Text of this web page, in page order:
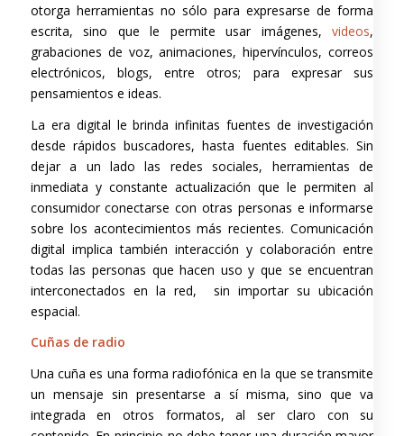
otorga herramientas no sólo para expresarse de forma
escrita, sino que le permite usar imágenes,videos,
grabaciones de voz, animaciones, hipervínculos, correos
electrónicos, blogs, entre otros; para expresar sus
pensamientos e ideas.
La era digital le brinda infinitas fuentes de investigación
desde rápidos buscadores, hasta fuentes editables. Sin
dejar a un lado las redes sociales, herramientas de
inmediata y constante actualización que le permiten al
consumidor conectarse con otras personas e informarse
sobre los acontecimientos más recientes. Comunicación
digital implica también interacción y colaboración entre
todas las personas que hacen uso y que se encuentran
interconectados en la red, sin importar su ubicación
espacial.
Cuñas de radio
Una cuña es una forma radiofónica en la que se transmite
un mensaje sin presentarse a sí misma, sino que va
integrada en otros formatos, al ser claro con su